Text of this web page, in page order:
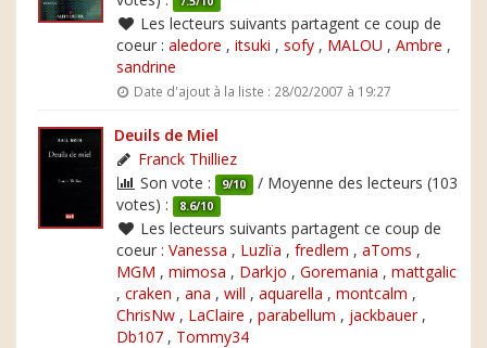
Les lecteurs suivants partagent ce coup de
coeur : aledore , itsuki , sofy , MALOU , Ambre ,
sandrine
Date d'ajout à la liste : 28/02/2007 à 19:27
Deuils de Miel
Franck Thilliez
Son vote :
9/10 / Moyenne des lecteurs (103
votes) :
8.6/10
Les lecteurs suivants partagent ce coup de
coeur : Vanessa , Luzlïa , fredlem , aToms ,
MGM , mimosa , Darkjo , Goremania , mattgalic
, craken , ana , will , aquarella , montcalm ,
ChrisNw , LaClaire , parabellum , jackbauer,
Db107 , Tommy34